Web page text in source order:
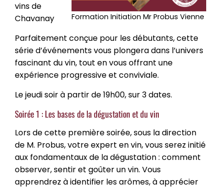
Formation Initiation Mr Probus Vienne
vins de
Chavanay
Parfaitement conçue pour les débutants, cette
série d’événements vous plongera dans l’univers
fascinant du vin, tout en vous offrant une
expérience progressive et conviviale.
Le jeudi soir à partir de 19h00, sur 3 dates.
Soirée 1 : Les bases de la dégustation et du vin
Lors de cette première soirée, sous la direction
de M. Probus, votre expert en vin, vous serez initié
aux fondamentaux de la dégustation : comment
observer, sentir et goûter un vin. Vous
apprendrez à identifier les arômes, à apprécier